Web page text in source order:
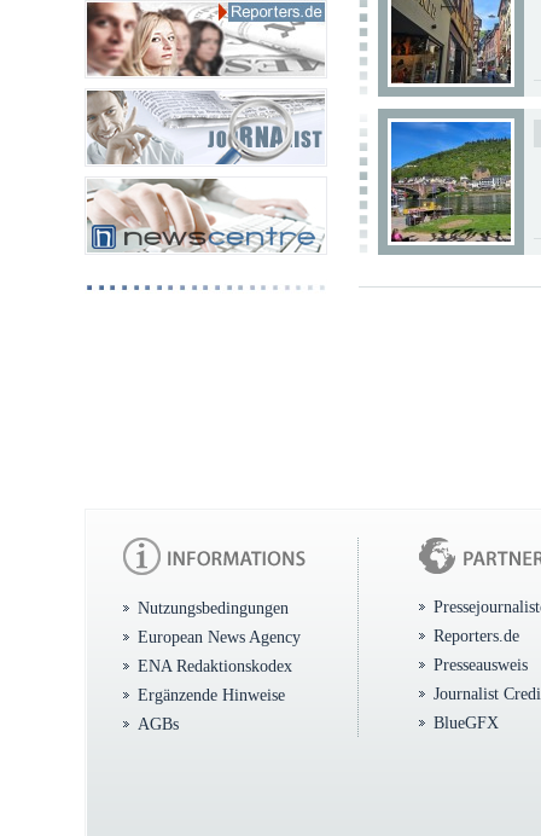
Nutzungsbedingungen
European News Agency
ENA Redaktionskodex
Ergänzende Hinweise
AGBs
Reporters.de
Presseausweis
Journalist
BlueGFX